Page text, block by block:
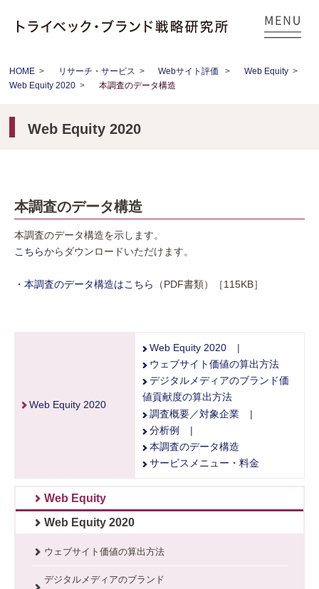
HOME > リサーチ・サービス > Webサイト評価 > Web Equity>
Web Equity 2020 > 本調査のデータ構造
Web Equity 2020
本調査のデータ構造
本調査のデータ構造を示します。
こちらからダウンロードいただけます。
・本調査のデータ構造はこちら （PDF書類）［115KB］
Web Equity 2020
Web Equity 2020
|
ウェブサイト価値の算出方法
デジタルメディアのブランド価
値貢献度の算出方法
調査概要／対象企業
|
分析例
|
本調査のデータ構造
サービスメニュー・料金
Web Equity
Web Equity 2020
ウェブサイト価値の算出方法
デジタルメディアのブランド